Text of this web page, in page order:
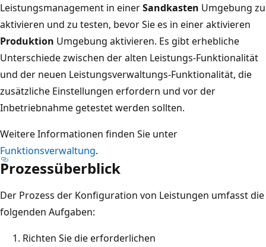
Leistungsmanagement in einerSandkasten Umgebung zu
aktivieren und zu testen, bevor Sie es in einer aktivieren
Produktion Umgebung aktivieren. Es gibt erhebliche
Unterschiede zwischen der alten Leistungs-Funktionalität
und der neuen Leistungsverwaltungs-Funktionalität, die
zusätzliche Einstellungen erfordern und vor der
Inbetriebnahme getestet werden sollten.
Weitere Informationen finden Sie unter
Funktionsverwaltung.
Prozessüberblick
Der Prozess der Konfiguration von Leistungen umfasst die
folgenden Aufgaben:
Richten Sie die erforderlichen